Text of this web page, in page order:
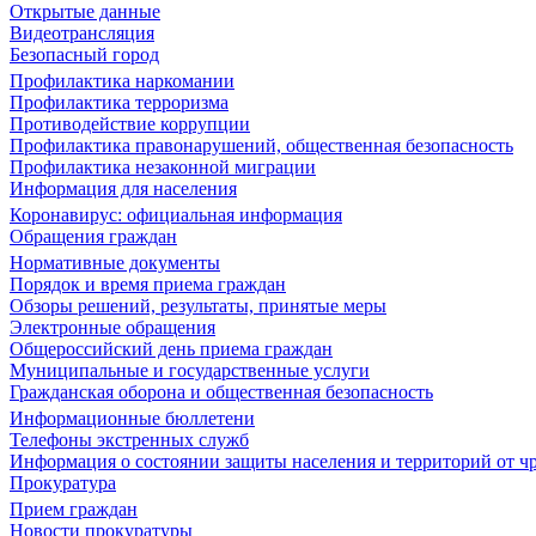
Открытые данные
Видеотрансляция
Безопасный город
Профилактика наркомании
Профилактика терроризма
Противодействие коррупции
Профилактика правонарушений, общественная безопасность
Профилактика незаконной миграции
Информация для населения
Коронавирус: официальная информация
Обращения граждан
Нормативные документы
Порядок и время приема граждан
Обзоры решений, результаты, принятые меры
Электронные обращения
Общероссийский день приема граждан
Муниципальные и государственные услуги
Гражданская оборона и общественная безопасность
Информационные бюллетени
Телефоны экстренных служб
Информация о состоянии защиты населения и территорий от
Прокуратура
Прием граждан
Новости прокуратуры